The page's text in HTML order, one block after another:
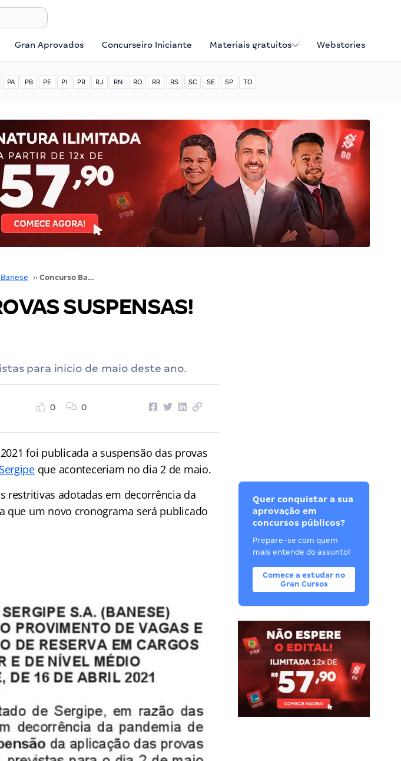
Gran Aprovados Concurseiro Iniciante Materiais gratuitos Webstories
PA PB PE PI PR RJ RN RO RR RS SC SE SP TO
›› Concurso Banese: PROVAS SUSPENSAS! Saiba mais aqui.
SUSPENSAS!
para inicio de maio deste ano.
0 0
foi publicada a suspensão das provas
que aconteceriam no dia 2 de maio.
restritivas adotadas em decorrência da
que um novo cronograma será publicado
Quer conquistar a sua
aprovação em
concursos públicos?
Prepare-se com quem
mais entende do assunto!
Comece a estudar no
Gran Cursos